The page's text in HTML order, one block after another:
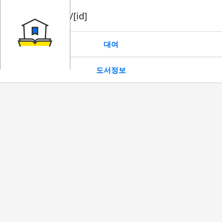
book/rent/[id]
대여
도서정보